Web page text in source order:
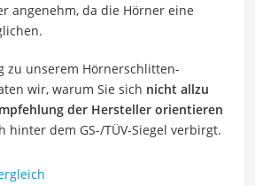
angenehm, da die Hörner eine
zu unserem Hörnerschlitten-
wir, warum Sie sich nicht allzu
der Hersteller orientieren
hinter dem GS-/TÜV-Siegel verbirgt.